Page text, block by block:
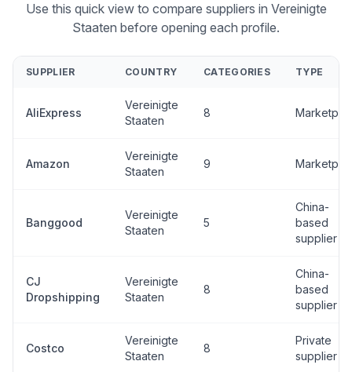
Use this quick view to compare suppliers in Vereinigte
Staaten before opening each profile.
SUPPLIER COUNTRY CATEGORIES TYPE
AliExpress
Vereinigte
Staaten
8
Amazon
Vereinigte
Staaten
9
Banggood
Vereinigte
Staaten
5
China-
based
supplier
CJ
Dropshipping
Vereinigte
Staaten
8
China-
based
supplier
Costco
Vereinigte
Staaten
8
Private
supplier